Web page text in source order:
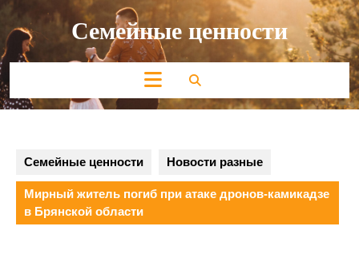
Перейти
содержимому Семейные ценности
Кнопка
Открыть
Семейные ценности Новости разные
Мирный житель погиб при атаке дронов-камикадзе
в Брянской области